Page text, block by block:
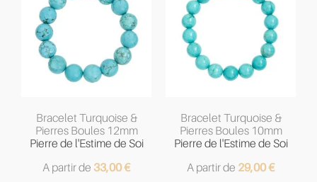
Bracelet Turquoise &
Pierres Boules 12mm
Pierre de l'Estime de Soi
A partir de 33,00€
Bracelet Turquoise &
Pierres Boules 10mm
Pierre de l'Estime de Soi
A partir de 29,00€